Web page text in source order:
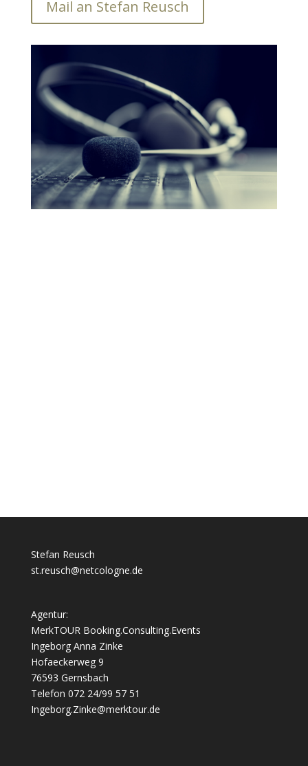
Mail an Stefan Reusch
Stefan Reusch
st.reusch@netcologne.de
Agentur:
MerkTOUR Booking.Consulting.Events
Ingeborg Anna Zinke
Hofaeckerweg 9
76593 Gernsbach
Telefon 072 24/99 57 51
Ingeborg.Zinke@merktour.de